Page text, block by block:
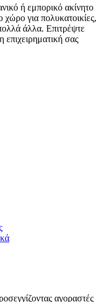
ή εμπορικό ακίνητο
χώρο για πολυκατοικίες,
άλλα. Επιτρέψτε
σας
αγοραστές